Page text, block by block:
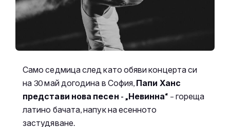
Само седмица след като обяви концерта си
на 30 май догодина в София, Папи Ханс
представи нова песен - „Невинна“ – гореща
латино бачата, напук на есенното
застудяване.